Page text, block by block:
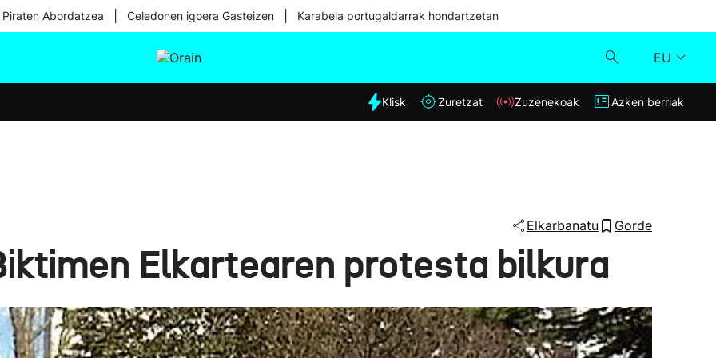
Abordatzea Celedonen igoera Gasteizen Karabela portugaldarrak hondartzetan
EU
Eguraldia
Klisk
Azken berriak
Klisk Zuretzat Zuzenekoak Azken berriak
Elkarbanatu Gorde
Elkartearen protesta bilkura